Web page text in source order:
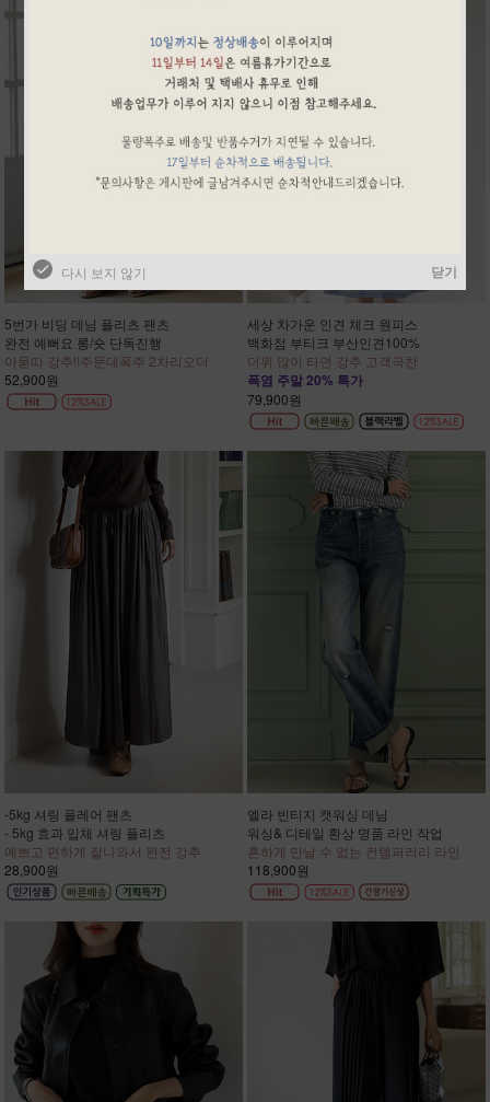
5번가 비딩 데님 플리츠 팬츠
완전 예뻐요 롱/숏 단독진행
아묻따 강추!!주문대폭주 2차리오더
52,900원
세상 차가운 인견 체크 원피스
백화점 부티크 부산인견100%
더위 많이 타면 강추 고객극찬
폭염 주말 20% 특가
79,900원
-5kg 셔링 플레어 팬츠
- 5kg 효과 입체 셔링 플리츠
예쁘고 편하게 잘나와서 완전 강추
28,900원
엘라 빈티지 캣워싱 데님
워싱& 디테일 환상 명품 라인 작업
흔하게 만날 수 없는 컨템퍼러리 라인
118,900원
다시 보지 않기 닫기